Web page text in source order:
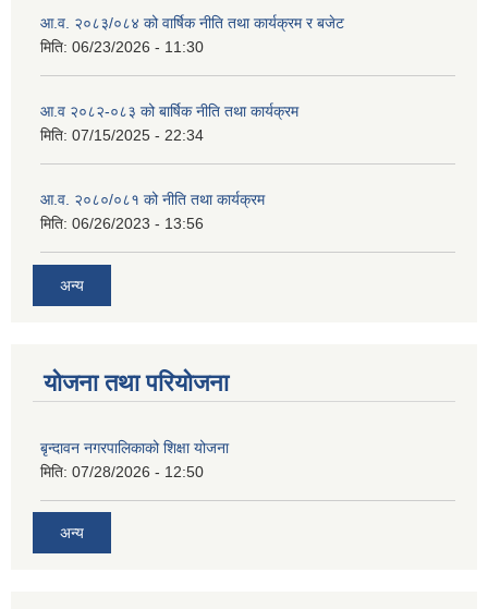
आ.व. २०८३/०८४ को वार्षिक नीति तथा कार्यक्रम र बजेट
मिति: 06/23/2026 - 11:30
आ.व २०८२-०८३ को बार्षिक नीति तथा कार्यक्रम
मिति: 07/15/2025 - 22:34
आ.व. २०८०/०८१ को नीति तथा कार्यक्रम
मिति: 06/26/2023 - 13:56
अन्य
योजना तथा परियोजना
बृन्दावन नगरपालिकाको शिक्षा योजना
मिति: 07/28/2026 - 12:50
अन्य